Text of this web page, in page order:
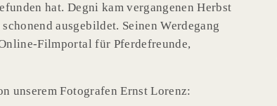
hat. Degni kam vergangenen Herbst
ausgebildet. Seinen Werdegang
Filmportal für Pferdefreunde,
unserem Fotografen Ernst Lorenz: